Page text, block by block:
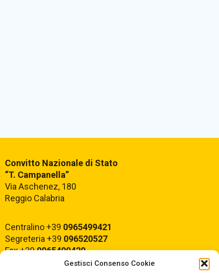
Gestisci Consenso Cookie
Convitto Nazionale di Stato
“T. Campanella”
Via Aschenez, 180
Reggio Calabria
Centralino +39 0965499421
Segreteria +39 096520527
Fax +390965499420